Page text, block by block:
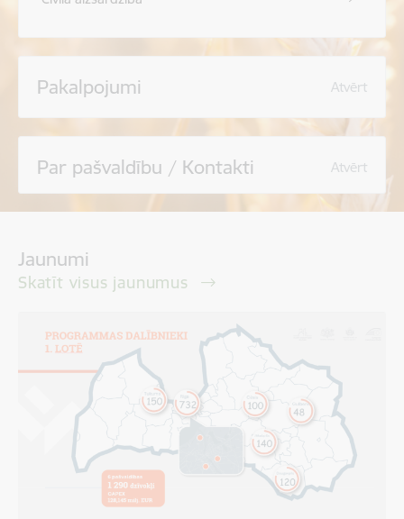
Pakalpojumi Atvērt
Par pašvaldību / Kontakti Atvērt
Jaunumi
Skatīt visus jaunumus